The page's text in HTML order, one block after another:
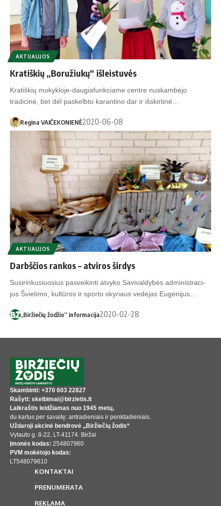
AKTUALIJOS
Kratiškių „Boružiukų“ išleistuvės
Kratiškių mokykloje-daugiafunkciame centre nuskambėjo
tradicinė, bet dėl paskelbto karantino dar ir išskirtinė…
Regina VAIČEKONIENĖ2020-06-08
AKTUALIJOS
Darbščios rankos – atviros širdys
Su­si­rin­ku­siuo­sius pa­svei­kin­ti at­vy­ko Sa­vi­val­dy­bės ad­mi­nist­ra­ci­
jos Švie­ti­mo, kul­tū­ros ir spor­to sky­riaus ve­dė­jas Eu­ge­ni­jus…
„Biržiečių žodžio“ informacija2020-02-28
Skambinti: +370 603 22827
Rašyti: skelbimai@birzietis.lt
Laikraštis leidžiamas nuo 1945 metų,
du kartus per savaitę: antradieniais ir penktadieniais.
Uždaroji akcinė bendrovė „Biržiečių žodis“
Vytauto g. 8-22, LT-41174. Biržai
Įmonės kodas: 254807960
PVM mokėtojo kodas:
LT548079610
KONTAKTAI
PRENUMERATA
REKLAMA